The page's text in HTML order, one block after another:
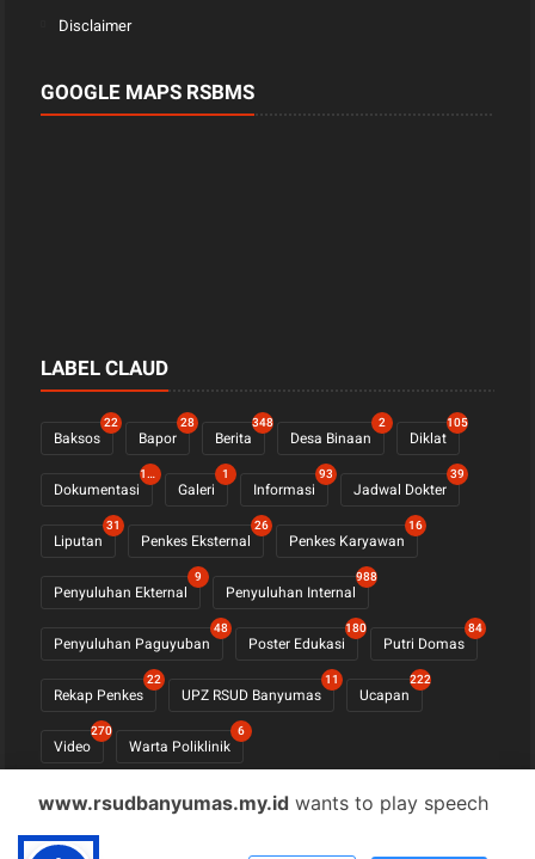
Disclaimer
GOOGLE MAPS RSBMS
LABEL CLAUD
Baksos
22
Bapor
28
Berita
348
Desa Binaan
2
Diklat
105
Dokumentasi
1122
Galeri
1
Informasi
93
Jadwal Dokter
39
Liputan
31
Penkes Eksternal
26
Penkes Karyawan
16
Penyuluhan Ekternal
9
Penyuluhan Internal
988
Penyuluhan Paguyuban
48
Poster Edukasi
180
Putri Domas
84
Rekap Penkes
22
UPZ RSUD Banyumas
11
Ucapan
222
Video
270
Warta Poliklinik
6
www.rsudbanyumas.my.id wants to play speech